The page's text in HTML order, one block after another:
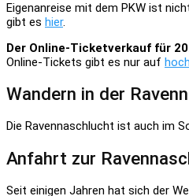
Eigenanreise mit dem PKW ist
gibt es hier.
Der Online-Ticketverkauf für
Online-Tickets gibt es nur auf
Wandern in der
Die Ravennaschlucht ist auch im
Anfahrt zur
Seit einigen Jahren hat sich der